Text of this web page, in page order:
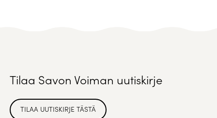
Tilaa Savon Voiman uutiskirje
TILAA UUTISKIRJE TÄSTÄ